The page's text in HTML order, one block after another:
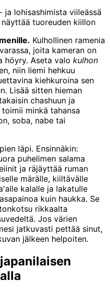
lohisashimista viileässä
tuoreuden kiillon
Kulhollinen ramenia
joita kameran on
höyry. Aseta valo kulhon
niin liemi hehkuu
kiehkuroina sen
Lisää sitten hieman
chashuun ja
minkä tahansa
soba, nabe tai
läpi. Ensinnäkin:
puhelimen salama
ja räjäyttää ruman
märälle, kiiltävälle
kalalle ja lakatulle
kuin haukka. Se
rikkaalta
Jos värien
jatkuvasti pettää sinut,
jälkeen helpoiten.